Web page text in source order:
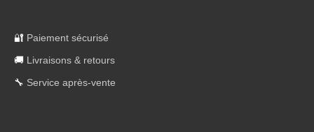
🔐 Paiement sécurisé
🚚 Livraisons & retours
🔧 Service après-vente